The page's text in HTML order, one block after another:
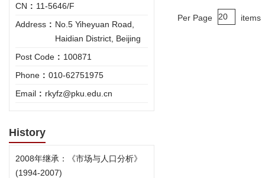
CN : 11-5646/F
Address : No.5 Yiheyuan Road,
Haidian District, Beijing
Post Code : 100871
Phone : 010-62751975
Email : rkyfz@pku.edu.cn
History
2008年继承：《市场与人口分析》
(1994-2007)
Per Page items